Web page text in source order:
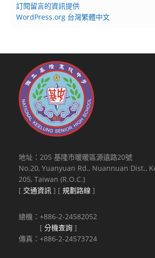
訂閱留言的資訊提供
WordPress.org 台灣繁體中文
地址：205 基隆市暖暖區源遠路20號
No.20, Yuanyuan Rd., Nuannuan Dist.,
205, Taiwan (R.O.C.)
[ 交通資訊 ] [規劃路線 ]
總機：+886-2-24582052
[分機查詢 ]
傳真：+886-2-24573724